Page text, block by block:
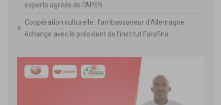
experts agréés de l’APEN
Coopération culturelle : l’ambassadeur d’Allemagne
échange avec le président de l’institut Farafina